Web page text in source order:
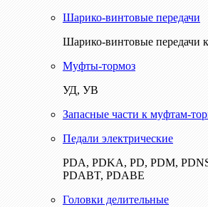
Шарико-винтовые передачи
Шарико-винтовые передачи
Муфты-тормоз
УД, УВ
Запасные части к муфтам-
Педали электрические
PDA, PDKA, PD, PDM,
PDABT, PDABE
Головки делительные